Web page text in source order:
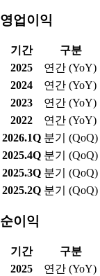
영업이익
기간 구분
2025
연간 (YoY)
2024
연간 (YoY)
2023
연간 (YoY)
2022
연간 (YoY)
2026.1Q 분기 (QoQ)
2025.4Q 분기 (QoQ)
2025.3Q 분기 (QoQ)
2025.2Q 분기 (QoQ)
순이익
기간 구분
2025
연간 (YoY)